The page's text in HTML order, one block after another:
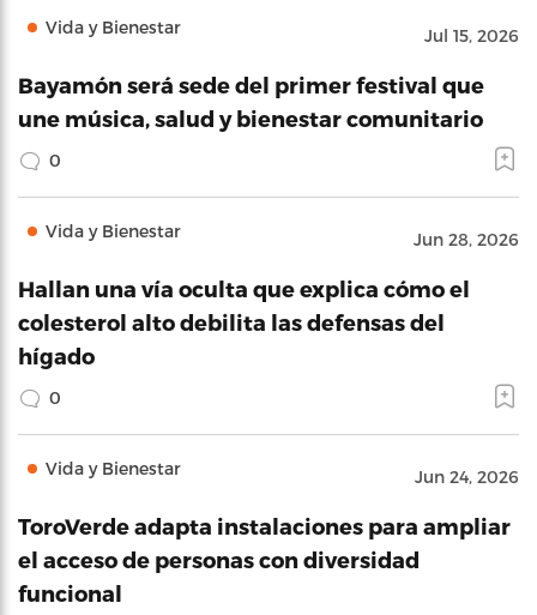
Vida y Bienestar Jul 15, 2026
Bayamón será sede del primer festival que
une música, salud y bienestar comunitario
0
Vida y Bienestar Jun 28, 2026
Hallan una vía oculta que explica cómo el
colesterol alto debilita las defensas del
hígado
0
Vida y Bienestar Jun 24, 2026
ToroVerde adapta instalaciones para ampliar
el acceso de personas con diversidad
funcional